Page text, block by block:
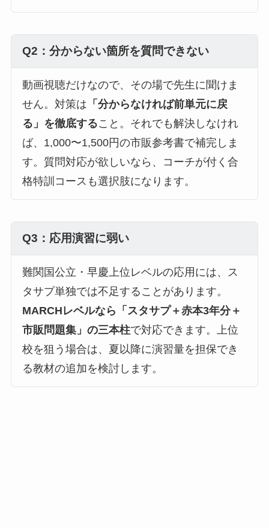
Q2：分からない箇所を質問できない
動画視聴だけなので、その場で先生に聞けま
せん。対策は 「分からなければ前単元に戻
る」を徹底すること。それでも解決しなけれ
ば、1,000〜1,500円の市販参考書で補完しま
す。質問対応が欲しいなら、コーチが付く合
格特訓コースも選択肢になります。
Q3：応用演習に弱い
難関国公立・早慶上位レベルの応用には、ス
タサプ単独では不足することがあります。
MARCHレベルなら「スタサプ＋赤本3年分＋
市販問題集」の三本柱で対応できます。上位
校を狙う場合は、夏以降に演習量を担保でき
る教材の追加を検討します。